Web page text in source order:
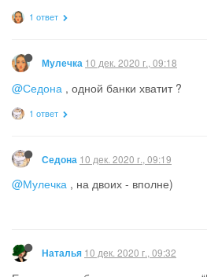
1 ответ
Мулечка 10 дек. 2020 г., 09:18
@Седона , одной банки хватит ?
1 ответ
Седона 10 дек. 2020 г., 09:19
@Мулечка , на двоих - вполне)
Наталья 10 дек. 2020 г., 09:32